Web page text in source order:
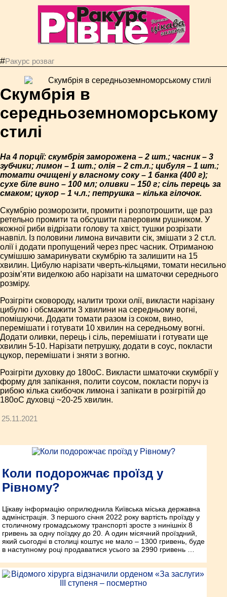
#Ракурс розваг
Скумбрія в
середньоземноморському
стилі
На 4 порції: скумбрія заморожена – 2 шт.; часник – 3
зубчики; лимон – 1 шт.; олія – 2 ст.л.; цибуля – 1 шт.;
томати очищені у власному соку – 1 банка (400 г);
сухе біле вино – 100 мл; оливки – 150 г; сіль перець за
смаком; цукор – 1 ч.л.; петрушка – кілька гілочок.
Скумбрію розморозити, промити і розпотрошити, ще раз
ретельно промити та обсушити паперовим рушником. У
кожної риби відрізати голову та хвіст, тушки розрізати
навпіл. Із половини лимона вичавити сік, змішати з 2 ст.л.
олії і додати пропущений через прес часник. Отриманою
сумішшю замаринувати скумбрію та залишити на 15
хвилин. Цибулю нарізати чверть-кільцями, томати несильно
розім’яти виделкою або нарізати на шматочки середнього
розміру.
Розігріти сковороду, налити трохи олії, викласти нарізану
цибулю і обсмажити 3 хвилини на середньому вогні,
помішуючи. Додати томати разом із соком, вино,
перемішати і готувати 10 хвилин на середньому вогні.
Додати оливки, перець і сіль, перемішати і готувати ще
хвилин 5-10. Нарізати петрушку, додати в соус, покласти
цукор, перемішати і зняти з вогню.
Розігріти духовку до 180оС. Викласти шматочки скумбрії у
форму для запікання, полити соусом, покласти поруч із
рибою кілька скибочок лимона і запікати в розігрітій до
180оС духовці ~20-25 хвилин.
25.11.2021
Коли подорожчає проїзд у
Рівному?
Цікаву інформацію оприлюднила Київська міська державна
адміністрація. З першого січня 2022 року вартість проїзду у
столичному громадському транспорті зросте з нинішніх 8
гривень за одну поїздку до 20. А один місячний проїздний,
який сьогодні в столиці коштує не мало – 1300 гривень, буде
в наступному році продаватися усього за 2990 гривень …